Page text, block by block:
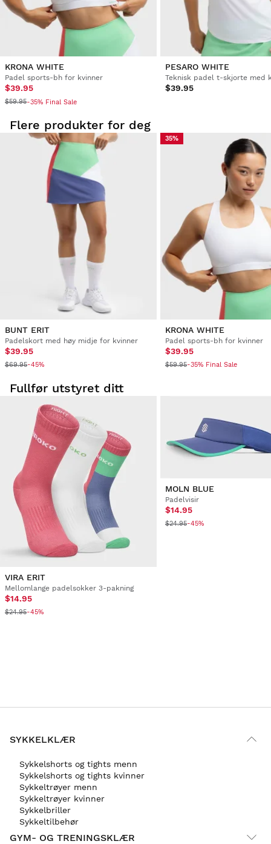
KRONA WHITE
Padel sports-bh for kvinner
$39.95
$59.95-35% Final Sale
PESARO WHITE
$39.95
Flere produkter for deg
BUNT ERIT
Padelskort med høy midje for kvinner
$39.95
$69.95-45%
35%
KRONA WHITE
Padel sports-bh for kvinner
$39.95
$59.95-35% Final Sale
Fullfør utstyret ditt
VIRA ERIT
Mellomlange padelsokker 3-pakning
$14.95
$24.95-45%
MOLN BLUE
Padelvisir
$14.95
$24.95-45%
SYKKELKLÆR
Sykkelshorts og tights menn
Sykkelshorts og tights kvinner
Sykkeltrøyer menn
Sykkeltrøyer kvinner
Sykkelbriller
Sykkeltilbehør
GYM- OG TRENINGSKLÆR